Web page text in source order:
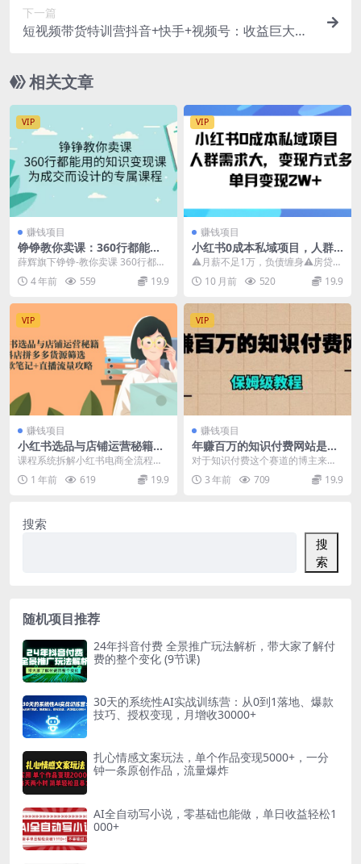
下一篇
短视频带货特训营抖音+快手+视频号：收益巨大，
相关文章
VIP
赚钱项目
铮铮教你卖课：360行都能用
的知识变现课，为成交而设计
的专属课程-价值2980
薛辉旗下铮铮-教你卖课 360行都能
用的知识变现课，为成交而设计的
专属课程 资源...
4 年前 559 19.9
VIP
赚钱项目
小红书0成本私域项目，人群
需求大，变现方式多单月变现
2W+
⚠月薪不足1万，负债缠身⚠房贷车
贷压得喘不过气⚠想賺钱却苦无门
路？ 私域流量沉淀...
10 月前 520 19.9
VIP
赚钱项目
小红书选品与店铺运营秘籍，
抖店拼多多货源筛选，爆款笔
课程系统拆解小红书电商全流程，
涵盖基础开店（赛道选择/养号）、
多平台选品（抖店/...
1 年前 619 19.9
VIP
赚钱项目
年赚百万的知识付费网站是如
何搭建的（超详细保姆级教
对于知识付费这个赛道的博主来
说，现在好多人都去做视频和直播
类的推广，当然这种推广...
3 年前 709 19.9
搜索
搜
索
随机项目推荐
24年抖音付费 全景推广玩法解析，带大家了解付
费的整个变化 (9节课)
30天的系统性AI实战训练营：从0到1落地、爆款
技巧、授权变现，月增收30000+
扎心情感文案玩法，单个作品变现5000+，一分
钟一条原创作品，流量爆炸
AI全自动写小说，零基础也能做，单日收益轻松1
000+